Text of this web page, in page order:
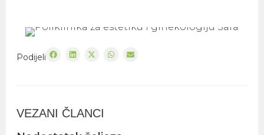
Podijeli
VEZANI ČLANCI